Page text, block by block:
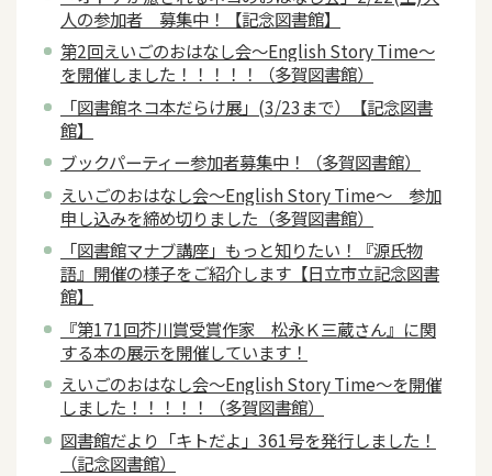
人の参加者 募集中！【記念図書館】
第2回えいごのおはなし会～English Story Time～
を開催しました！！！！！（多賀図書館）
「図書館ネコ本だらけ展」(3/23まで）【記念図書
館】
ブックパーティー参加者募集中！（多賀図書館）
えいごのおはなし会～English Story Time～ 参加
申し込みを締め切りました（多賀図書館）
「図書館マナブ講座」もっと知りたい！『源氏物
語』開催の様子をご紹介します【日立市立記念図書
館】
『第171回芥川賞受賞作家 松永Ｋ三蔵さん』に関
する本の展示を開催しています！
えいごのおはなし会～English Story Time～を開催
しました！！！！！（多賀図書館）
図書館だより「キトだよ」361号を発行しました！
（記念図書館）